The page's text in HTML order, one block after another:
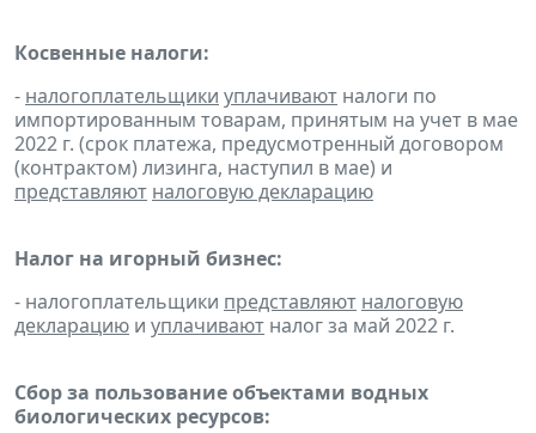
Косвенные налоги:
- налогоплательщики уплачивают налоги по
импортированным товарам, принятым на учет в мае
2022 г. (срок платежа, предусмотренный договором
(контрактом) лизинга, наступил в мае) и
представляют налоговую декларацию
Налог на игорный бизнес:
- налогоплательщики представляют налоговую
декларацию и уплачивают налог за май 2022 г.
Сбор за пользование объектами водных
биологических ресурсов: